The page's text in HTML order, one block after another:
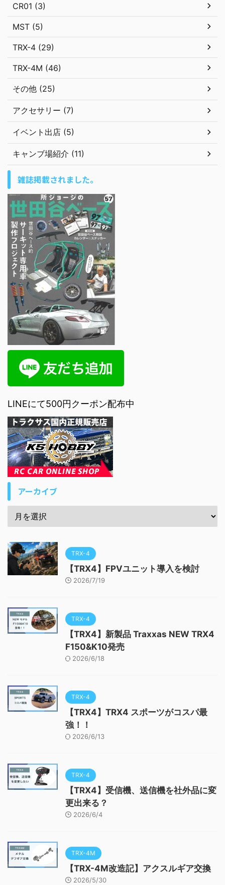
CR01 (3)
MST (5)
TRX-4 (29)
TRX-4M (46)
その他 (25)
アクセサリー (7)
イベント出店 (5)
キャンブ場紹介 (11)
雑誌掲載されました。
LINEにて500円クーポン配布中
アーカイブ
TRX-4
【TRX4】FPVユニット導入を検討
2026/7/19
TRX-4
【TRX4】新製品 Traxxas NEW TRX4
F150&K10発売
2026/6/18
TRX-4
【TRX4】TRX4 スポーツがコスパ最
強！！
2026/6/13
TRX-4
【TRX4】受信機、送信機を社外品に変
更出来る？
2026/6/4
TRX-4M
【TRX-4M改造記】アクスルギア交換
2026/5/30